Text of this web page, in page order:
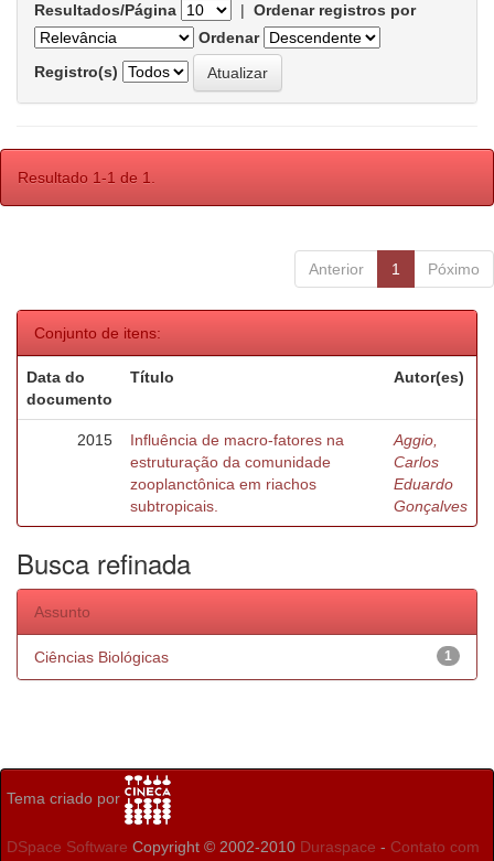
Resultados/Página | Ordenar registros por
Ordenar
Registro(s)
Resultado 1-1 de 1.
Anterior 1 Póximo
Conjunto de itens:
Data do
documento
Título Autor(es)
2015
Influência de macro-fatores na
estruturação da comunidade
zooplanctônica em riachos
subtropicais.
Aggio,
Carlos
Eduardo
Gonçalves
Busca refinada
Assunto
1
Ciências Biológicas
Tema criado por
DSpace Software Copyright © 2002-2010 Duraspace - Contato com